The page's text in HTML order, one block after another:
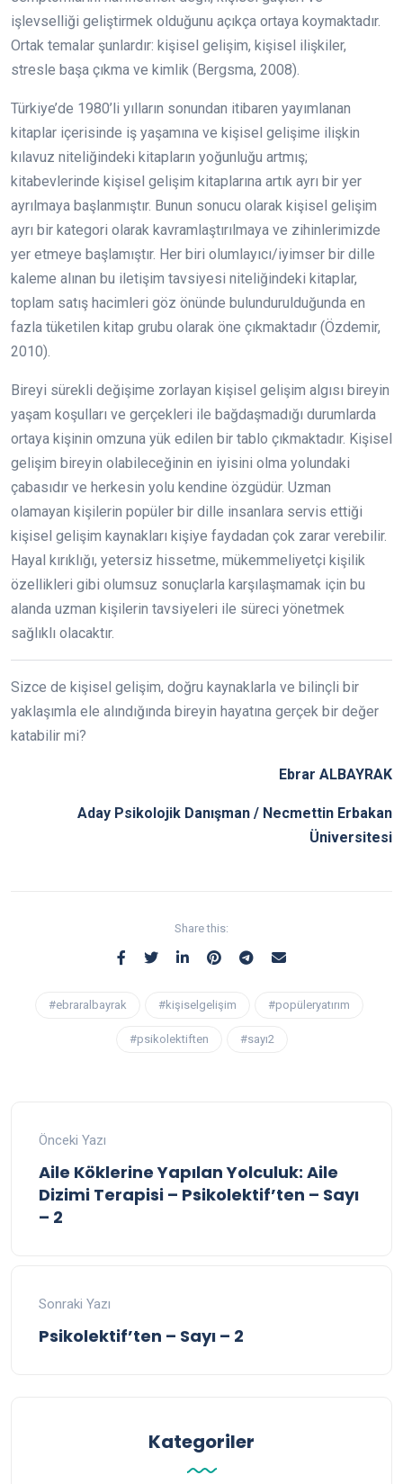
işlevselliği geliştirmek olduğunu açıkça ortaya koymaktadır.
Ortak temalar şunlardır: kişisel gelişim, kişisel ilişkiler,
stresle başa çıkma ve kimlik (Bergsma, 2008).
Türkiye’de 1980’li yılların sonundan itibaren yayımlanan
kitaplar içerisinde iş yaşamına ve kişisel gelişime ilişkin
kılavuz niteliğindeki kitapların yoğunluğu artmış;
kitabevlerinde kişisel gelişim kitaplarına artık ayrı bir yer
ayrılmaya başlanmıştır. Bunun sonucu olarak kişisel gelişim
ayrı bir kategori olarak kavramlaştırılmaya ve zihinlerimizde
yer etmeye başlamıştır. Her biri olumlayıcı/iyimser bir dille
kaleme alınan bu iletişim tavsiyesi niteliğindeki kitaplar,
toplam satış hacimleri göz önünde bulundurulduğunda en
fazla tüketilen kitap grubu olarak öne çıkmaktadır (Özdemir,
2010).
Bireyi sürekli değişime zorlayan kişisel gelişim algısı bireyin
yaşam koşulları ve gerçekleri ile bağdaşmadığı durumlarda
ortaya kişinin omzuna yük edilen bir tablo çıkmaktadır. Kişisel
gelişim bireyin olabileceğinin en iyisini olma yolundaki
çabasıdır ve herkesin yolu kendine özgüdür. Uzman
olamayan kişilerin popüler bir dille insanlara servis ettiği
kişisel gelişim kaynakları kişiye faydadan çok zarar verebilir.
Hayal kırıklığı, yetersiz hissetme, mükemmeliyetçi kişilik
özellikleri gibi olumsuz sonuçlarla karşılaşmamak için bu
alanda uzman kişilerin tavsiyeleri ile süreci yönetmek
sağlıklı olacaktır.
Sizce de kişisel gelişim, doğru kaynaklarla ve bilinçli bir
yaklaşımla ele alındığında bireyin hayatına gerçek bir değer
katabilir mi?
Ebrar ALBAYRAK
Aday Psikolojik Danışman / Necmettin Erbakan
Üniversitesi
Share this:
#ebraralbayrak #kişiselgelişim #popüleryatırım
#psikolektiften #sayı2
Önceki Yazı
Aile Köklerine Yapılan Yolculuk: Aile
Dizimi Terapisi – Psikolektif’ten – Sayı
– 2
Sonraki Yazı
Psikolektif’ten – Sayı – 2
Kategoriler